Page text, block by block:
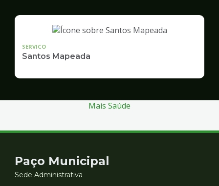
SERVICO
Santos Mapeada
Mais Saúde
Contato
Paço Municipal
Sede Administrativa